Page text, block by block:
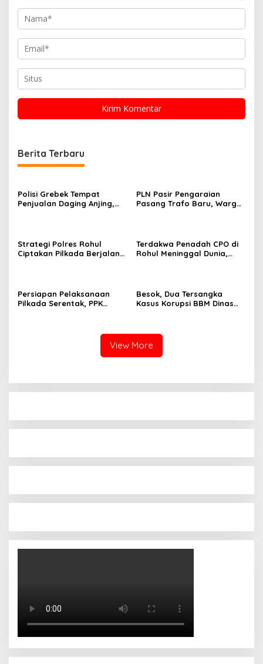
Berita Terbaru
Polisi Grebek Tempat
Penjualan Daging Anjing,
PLN Pasir Pengaraian
Pasang Trafo Baru, Warga
Strategi Polres Rohul
Ciptakan Pilkada Berjalan
Terdakwa Penadah CPO di
Rohul Meninggal Dunia,
Persiapan Pelaksanaan
Pilkada Serentak, PPK
Besok, Dua Tersangka
Kasus Korupsi BBM Dinas
View More